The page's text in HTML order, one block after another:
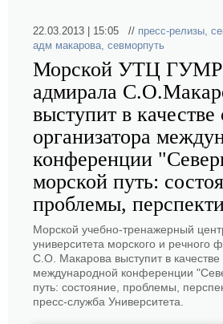
22.03.2013 | 15:05 // пресс-релизы,
адм макарова, севморпуть
Морской УТЦ
адмирала
выступит в качестве
организатора
конференции
морской путь:
проблемы,
Морской учебно-тренажерный
университета морского и речного
С.О. Макарова выступит в качестве
международной конференции
путь: состояние, проблемы,
пресс-служба Университета.